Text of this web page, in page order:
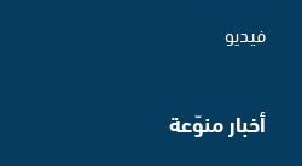
فيديو
أخبار منوّعة